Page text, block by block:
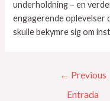
underholdning – en
engagerende oplevelser
skulle bekymre sig om
← Previous
Entrada